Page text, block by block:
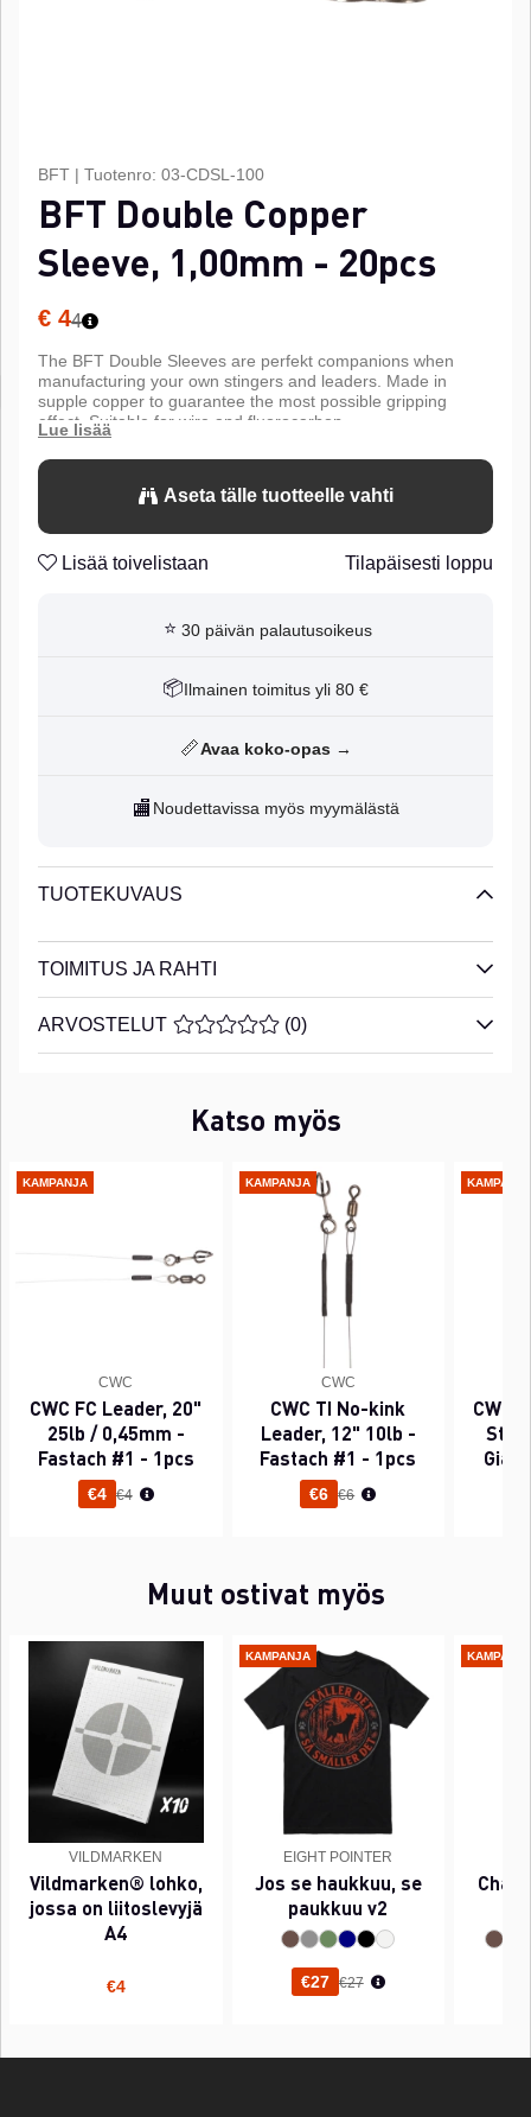
BFT | Tuotenro: 03-CDSL-100
BFT Double Copper
Sleeve, 1,00mm - 20pcs
€ 44
The BFT Double Sleeves are perfekt companions when
manufacturing your own stingers and leaders. Made in
supple copper to guarantee the most possible gripping
effect. Suitable for wire and fluorocarbon.
Aseta tälle tuotteelle vahti
Lisää toivelistaan Tilapäisesti loppu
⭐ 30 päivän palautusoikeus
📦 Ilmainen toimitus yli 80 €
📏Avaa koko-opas →
🏬 Noudettavissa myös myymälästä
TUOTEKUVAUS
TOIMITUS JA RAHTI
ARVOSTELUT KESKIARVOLUOKITUS 0 / 5
(0)
Katso myös
KAMPANJA
CWC
CWC FC Leader, 20"
25lb / 0,45mm -
Fastach #1 - 1pcs
€4 Normaali hinta
€4
KAMPANJA
CWC
CWC TI No-kink
Leader, 12" 10lb -
Fastach #1 - 1pcs
€6 Normaali hinta
€6
CWC
Muut ostivat myös
VILDMARKEN
Vildmarken® lohko,
jossa on liitoslevyjä
A4
€4
KAMPANJA
EIGHT POINTER
Jos se haukkuu, se
paukkuu v2
€27 Normaali hinta
€27